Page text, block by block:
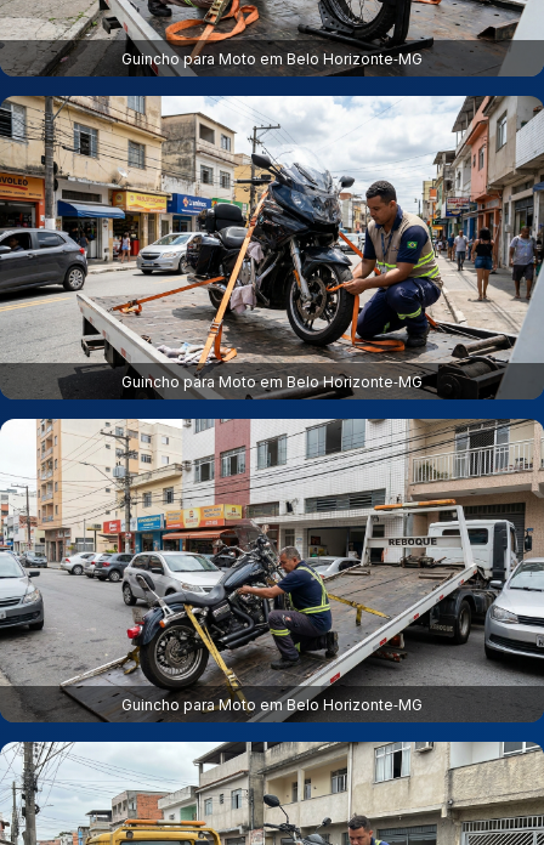
Guincho para Moto em Belo Horizonte‑MG
Guincho para Moto em Belo Horizonte‑MG
Guincho para Moto em Belo Horizonte‑MG